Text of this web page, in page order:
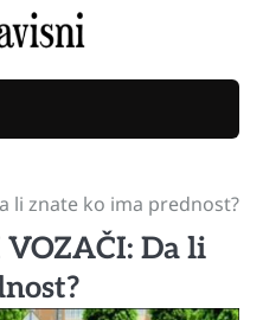
li znate ko ima prednost?
VOZAČI: Da li